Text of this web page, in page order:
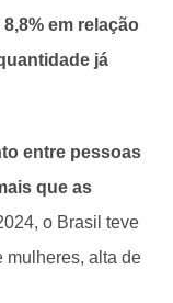
em relação
já
entre pessoas
que as
o Brasil teve
mulheres, alta de